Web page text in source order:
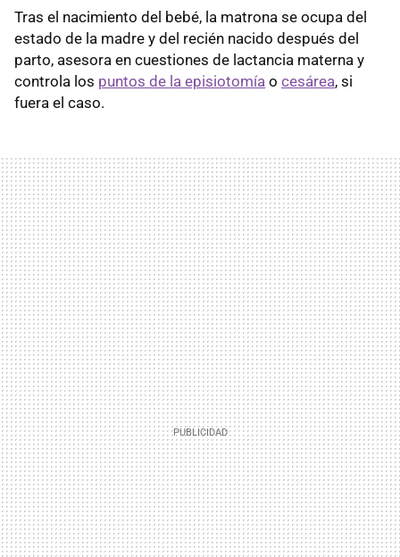
Tras el nacimiento del bebé, la matrona se ocupa del
estado de la madre y del recién nacido después del
parto, asesora en cuestiones de lactancia materna y
controla los puntos de la episiotomía o cesárea, si
fuera el caso.